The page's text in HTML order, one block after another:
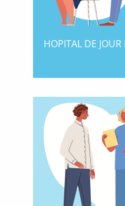
HOPITAL DE
HOPITAL DE